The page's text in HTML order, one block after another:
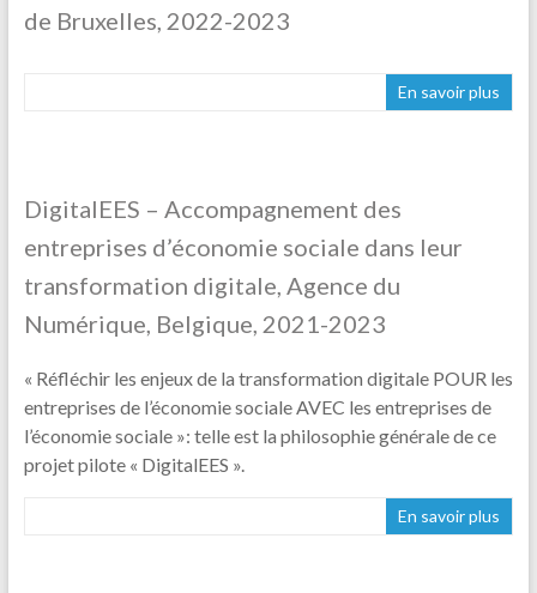
de Bruxelles, 2022-2023
En savoir plus
DigitalEES – Accompagnement des
entreprises d’économie sociale dans leur
transformation digitale, Agence du
Numérique, Belgique, 2021-2023
« Réfléchir les enjeux de la transformation digitale POUR les
entreprises de l’économie sociale AVEC les entreprises de
l’économie sociale »: telle est la philosophie générale de ce
projet pilote « DigitalEES ».
En savoir plus